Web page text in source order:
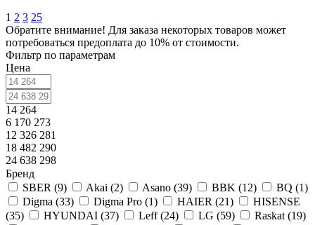
1 2 3 25
Обратите внимание! Для заказа некоторых товаров может
потребоваться предоплата до 10% от стоимости.
Фильтр по параметрам
Цена
14 264
6 170 273
12 326 281
18 482 290
24 638 298
Бренд
SBER (9) Akai (2) Asano (39) BBK (12) BQ (1)
Digma (33) Digma Pro (1) HAIER (21)
HISENSE
(35) HYUNDAI (37) Leff (24) LG (59) Raskat (19)